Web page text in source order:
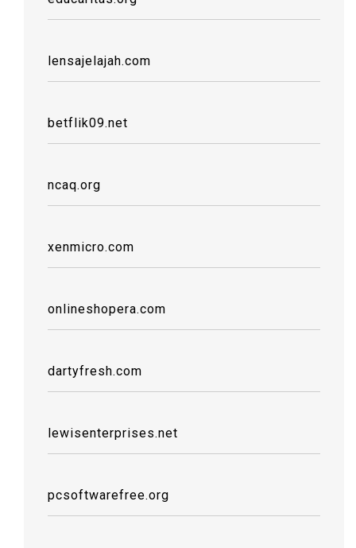
lensajelajah.com
betflik09.net
ncaq.org
xenmicro.com
onlineshopera.com
dartyfresh.com
lewisenterprises.net
pcsoftwarefree.org